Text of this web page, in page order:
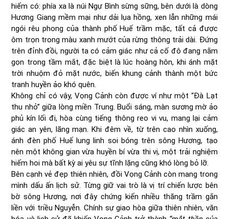
hiếm có: phía xa là núi Ngự Bình sừng sững, bên dưới là dòng
Hương Giang mềm mại như dải lụa hồng, xen lẫn những mái
ngói rêu phong của thành phố Huế trầm mặc, tất cả được
ôm trọn trong màu xanh mướt của rừng thông trải dài. Đứng
trên đỉnh đồi, người ta có cảm giác như cả cố đô đang nằm
gọn trong tầm mắt, đặc biệt là lúc hoàng hôn, khi ánh mặt
trời nhuộm đỏ mặt nước, biến khung cảnh thành một bức
tranh huyền ảo khó quên.
Không chỉ có vậy, Vọng Cảnh còn được ví như một “Đà Lạt
thu nhỏ” giữa lòng miền Trung. Buổi sáng, màn sương mờ ảo
phủ kín lối đi, hòa cùng tiếng thông reo vi vu, mang lại cảm
giác an yên, lãng mạn. Khi đêm về, từ trên cao nhìn xuống,
ánh đèn phố Huế lung linh soi bóng trên sông Hương, tạo
nên một không gian vừa huyền bí vừa thi vị, một trải nghiệm
hiếm hoi mà bất kỳ ai yêu sự tĩnh lặng cũng khó lòng bỏ lỡ.
Bên cạnh vẻ đẹp thiên nhiên, đồi Vọng Cảnh còn mang trong
mình dấu ấn lịch sử. Từng giữ vai trò là vị trí chiến lược bên
bờ sông Hương, nơi đây chứng kiến nhiều thăng trầm gắn
liền với triều Nguyễn. Chính sự giao hòa giữa thiên nhiên, văn